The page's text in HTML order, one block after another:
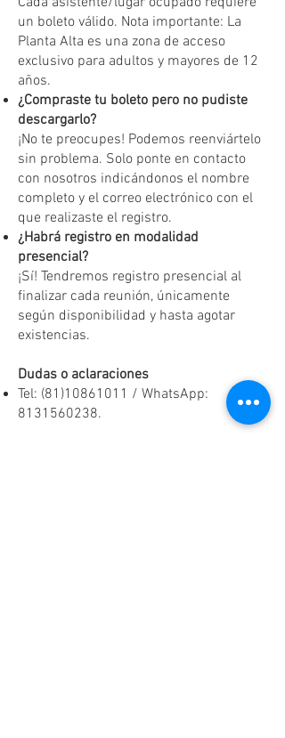
un boleto válido. Nota importante: La
Planta Alta es una zona de acceso
exclusivo para adultos y mayores de 12
años.
¿Compraste tu boleto pero no pudiste
descargarlo?
¡No te preocupes! Podemos reenviártelo
sin problema. Solo ponte en contacto
con nosotros indicándonos el nombre
completo y el correo electrónico con el
que realizaste el registro.
¿Habrá registro en modalidad
presencial?
¡Sí! Tendremos registro presencial al
finalizar cada reunión, únicamente
según disponibilidad y hasta agotar
existencias.
Dudas o aclaraciones
Tel: (81)10861011 / WhatsApp:
8131560238.